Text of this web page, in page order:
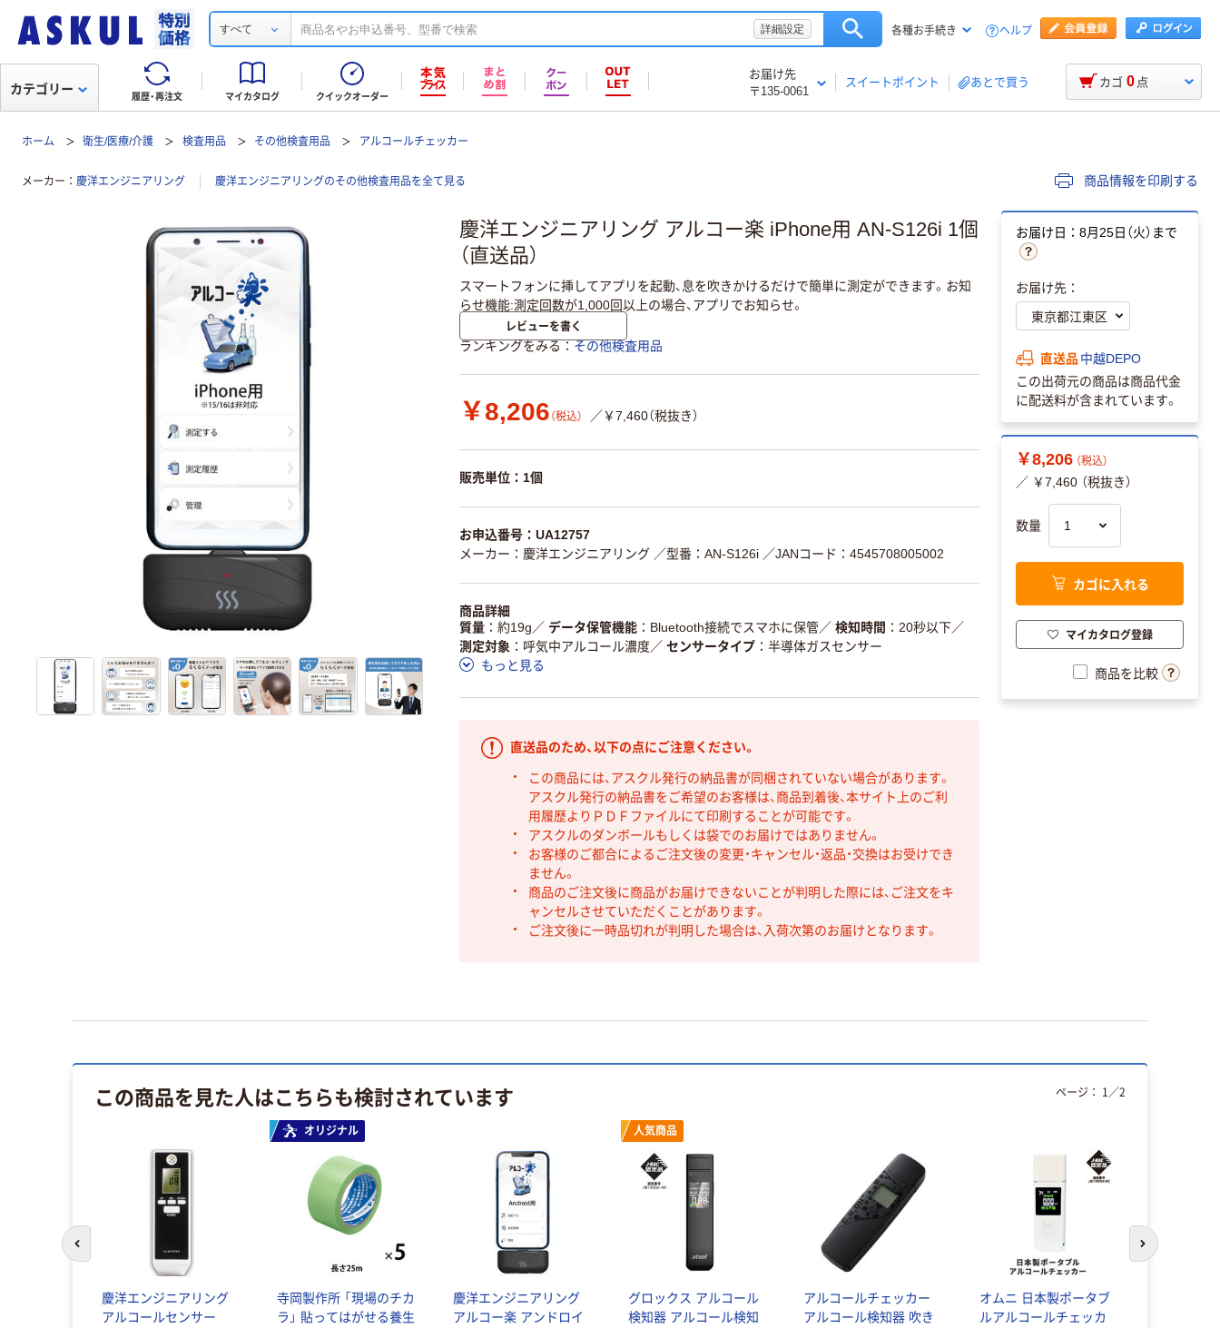
すべて 詳細設定 各種お手続き ヘルプ
履歴・再注文 マイカタログ クイックオーダー
お届け先
〒135-0061
スイートポイント あとで買う
カテゴリー カゴ 0 点
ホーム 衛生/医療/介護 検査用品 その他検査用品 アルコールチェッカー
メーカー 慶洋エンジニアリング 慶洋エンジニアリングのその他検査用品を全て見る 商品情報を印刷する
慶洋エンジニアリング アルコー楽 iPhone用 AN-S126i 1個
（直送品）
スマートフォンに挿してアプリを起動、息を吹きかけるだけで簡単に測定ができます。お知
らせ機能:測定回数が1,000回以上の場合、アプリでお知らせ。
レビューを書く
ランキングをみる その他検査用品
￥8,206 （税込） ／￥7,460（税抜き）
販売単位：1個
お申込番号：UA12757
メーカー：慶洋エンジニアリング ／型番：AN-S126i ／JANコード：4545708005002
商品詳細
質量
約19g ／ データ保管機能 Bluetooth接続でスマホに保管／ 検知時間 20秒以下／
測定対象
呼気中アルコール濃度／ センサータイプ
半導体ガスセンサー
もっと見る
直送品のため、以下の点にご注意ください。
この商品には、アスクル発行の納品書が同梱されていない場合があります。
アスクル発行の納品書をご希望のお客様は、商品到着後、本サイト上のご利
用履歴よりＰＤＦファイルにて印刷することが可能です。
アスクルのダンボールもしくは袋でのお届けではありません。
お客様のご都合によるご注文後の変更・キャンセル・返品・交換はお受けでき
ません。
商品のご注文後に商品がお届けできないことが判明した際には、ご注文をキ
ャンセルさせていただくことがあります。
ご注文後に一時品切れが判明した場合は、入荷次第のお届けとなります。
お届け日：8月25日（火）まで
お届け先：
直送品 中越DEPO
この出荷元の商品は商品代金
に配送料が含まれています。
￥8,206 （税込）
／ ￥7,460 （税抜き）
数量
カゴに入れる
マイカタログ登録
商品を比較
この商品を見た人はこちらも検討されています
慶洋エンジニアリング
アルコールセンサー
オリジナル
寺岡製作所 「現場のチカ
ラ」 貼ってはがせる養生
慶洋エンジニアリング
アルコー楽 アンドロイ
人気商品
グロックス アルコール
検知器 アルコール検知
アルコールチェッカー
アルコール検知器 吹き
オムニ 日本製ポータブ
ルアルコールチェッカ
ページ： 1 ／2
前のスライドへ 次のスライド